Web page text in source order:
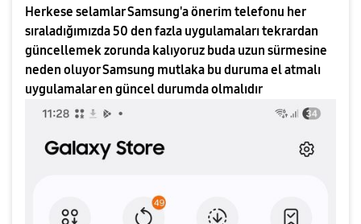
Herkese selamlar Samsung'a önerim telefonu her
sıraladığımızda 50 den fazla uygulamaları tekrardan
güncellemek zorunda kalıyoruz buda uzun sürmesine
neden oluyor Samsung mutlaka bu duruma el atmalı
uygulamalar en güncel durumda olmalıdır